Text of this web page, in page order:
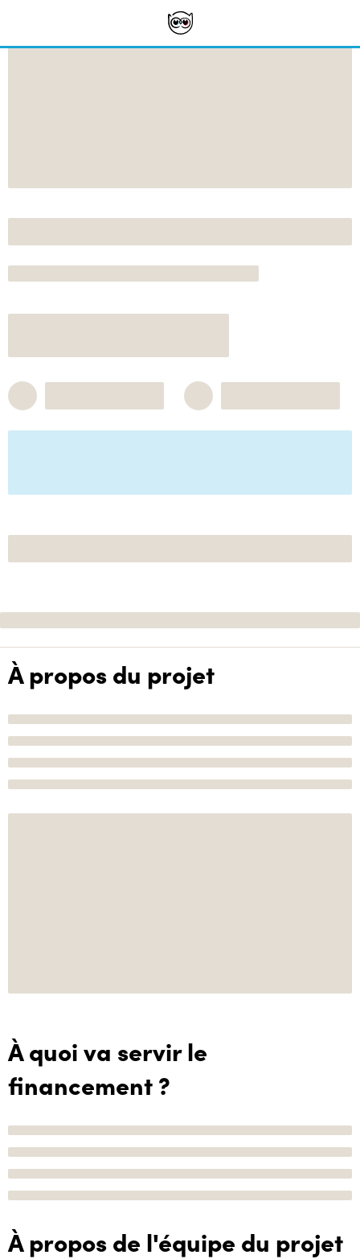
À propos du projet
À quoi va servir le
financement ?
À propos de l'équipe du projet